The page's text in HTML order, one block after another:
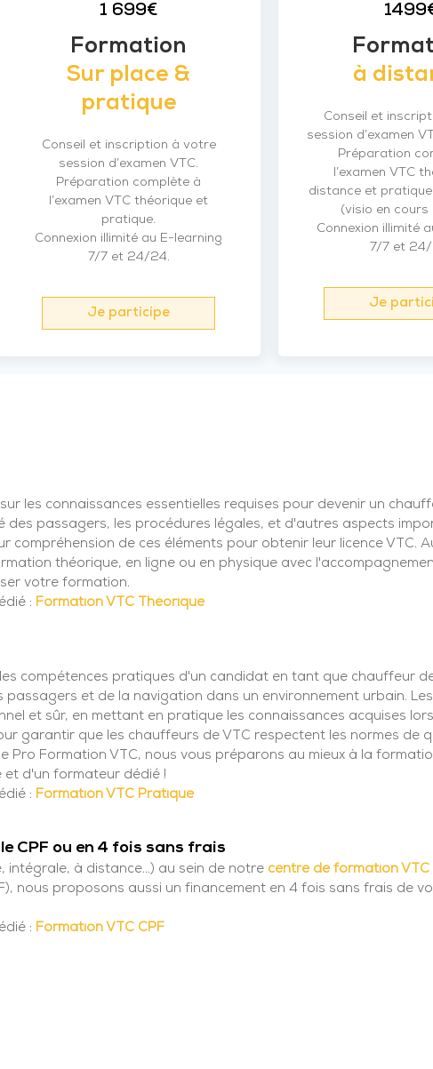
1 699€
Formation
Sur place &
pratique
Conseil et inscription à votre
session d’examen VTC.
Préparation complète à
l’examen VTC théorique et
pratique.
Connexion illimité au E-learning
7/7 et 24/24.
Je participe
à
Conseil et
session d’examen
Préparation
l’examen VTC
distance et
(visio en cours
Connexion illimité
7/7 et
Je
les connaissances essentielles requises pour devenir un
des passagers, les procédures légales, et d'autres aspects
compréhension de ces éléments pour obtenir leur licence VTC.
théorique, en ligne ou en physique avec
votre formation.
: Formation VTC Théorique
compétences pratiques d'un candidat en tant que chauffeur
et de la navigation dans un environnement urbain.
et sûr, en mettant en pratique les connaissances acquises
garantir que les chauffeurs de VTC respectent les normes de
Pro Formation VTC, nous vous préparons au mieux à la
et d'un formateur dédié !
: Formation VTC Pratique
CPF ou en 4 fois sans frais
à distance...) au sein de notre centre de formation VTC
nous proposons aussi un financement en 4 fois sans frais de
: Formation VTC CPF